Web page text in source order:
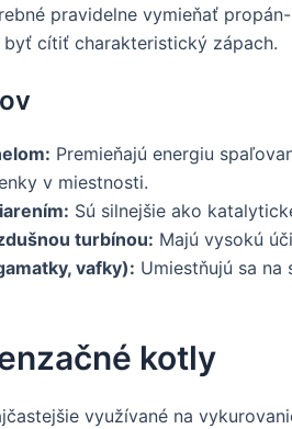
pravidelne vymieňať
byť cítiť charakteristický zápach.
Premieňajú energiu
v miestnosti.
Sú silnejšie ako
turbínou: Majú vysokú
vafky): Umiestňujú sa
kotly
využívané na